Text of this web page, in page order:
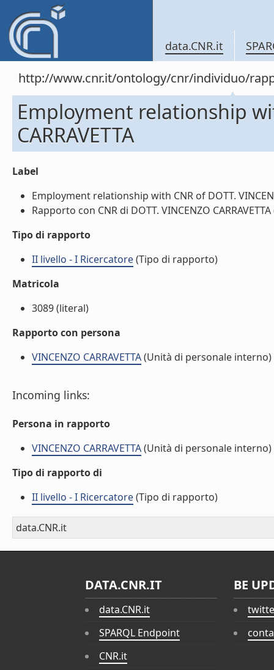
data.CNR.it
http://www.cnr.it/ontology/cnr/individuo/
Employment relationship
CARRAVETTA
Label
Employment relationship with CNR of DOTT.
Rapporto con CNR di DOTT. VINCENZO
Tipo di rapporto
II livello - I Ricercatore(Tipo di rapporto)
Matricola
3089 (literal)
Rapporto con persona
VINCENZO CARRAVETTA(Unità di personale interno)
Incoming links:
Persona in rapporto
VINCENZO CARRAVETTA(Unità di personale interno)
Tipo di rapporto di
II livello - I Ricercatore(Tipo di rapporto)
data.CNR.it
DATA.CNR.IT
data.CNR.it
SPARQL Endpoint
CNR.it
BE